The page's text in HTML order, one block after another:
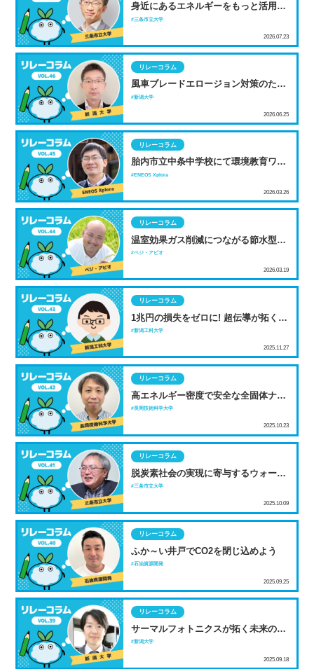
身近にあるエネルギーをもっと活用し
よう！ 雪を使った低温度差スターリン
2026.07.23
三条市立大学
風車ブレードエロージョン対策のため
の地上試験開発
リレーコラム
2026.06.25
新潟大学
胎内市立中条中学校にて環境教育ワー
クショップを開催 ～J-Startup イノカ
リレーコラム
2026.03.26
ENEOS Xplora
温室効果ガス削減につながる節水型乾
田直播 NSGグループが挑む新たな稲
リレーコラム
2026.03.19
ベジ・アビオ
1兆円の損失をゼロに! 超伝導が拓く
「常温」の送電革命
リレーコラム
2025.11.27
新潟工科大学
高エネルギー密度で安全な全固体ナト
リウムイオン電池の開発
リレーコラム
2025.10.23
長岡技術科学大学
脱炭素社会の実現に寄与するウォータ
ージェット加工機
リレーコラム
2025.10.09
三条市立大学
ふか～い井戸でCO2を閉じ込めよう
リレーコラム
2025.09.25
石油資源開発
サーマルフォトニクスが拓く未来の発
電エネルギーと宇宙機熱制御
リレーコラム
2025.09.18
新潟大学